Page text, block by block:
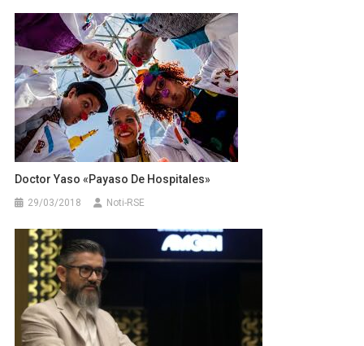
Doctor Yaso «Payaso De Hospitales»
29/03/2018 Noti-RSE